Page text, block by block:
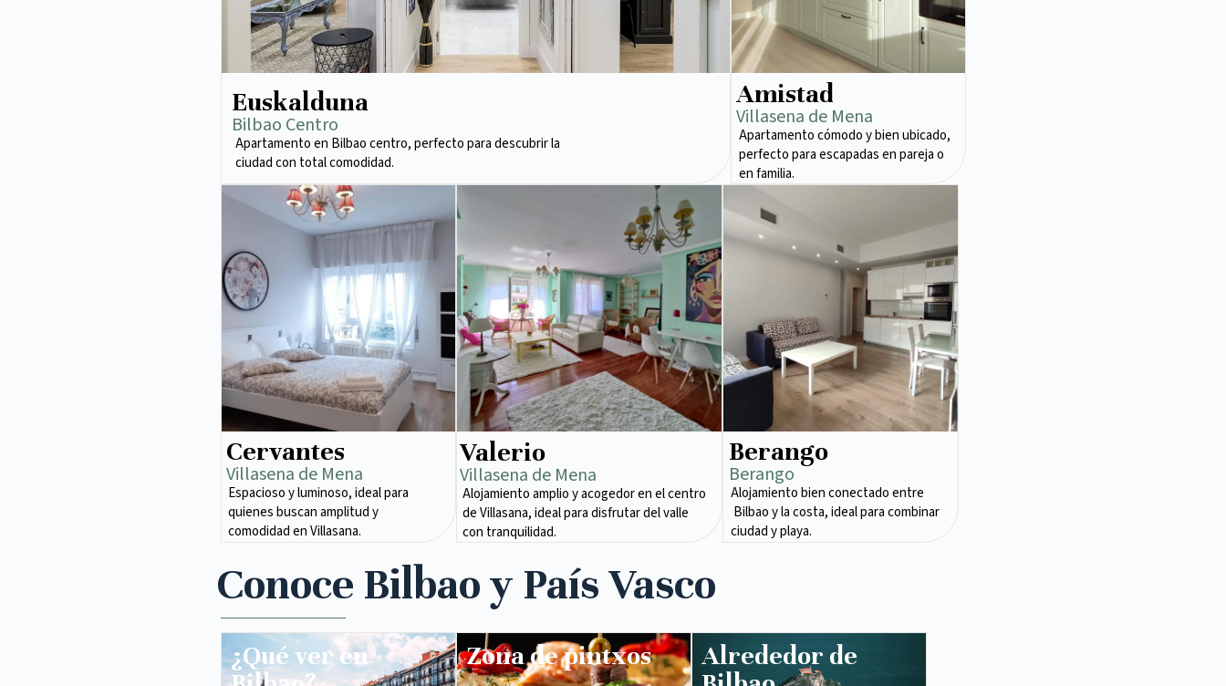
Euskalduna
Bilbao Centro
Apartamento en Bilbao centro, perfecto para descubrir la
ciudad con total comodidad.
Amistad
Villasena de Mena
Apartamento cómodo y bien ubicado,
perfecto para escapadas en pareja o
en familia.
Cervantes
Villasena de Mena​
Espacioso y luminoso, ideal para
quienes buscan amplitud y
comodidad en Villasana.
Valerio
Villasena de Mena​
Alojamiento amplio y acogedor en el centro
de Villasana, ideal para disfrutar del valle
con tranquilidad.
Berango
Berango
Alojamiento bien conectado entre
Bilbao y la costa, ideal para combinar
ciudad y playa.
Conoce Bilbao y País Vasco
¿Qué ver en
Zona de pintxos​
Alrededor de